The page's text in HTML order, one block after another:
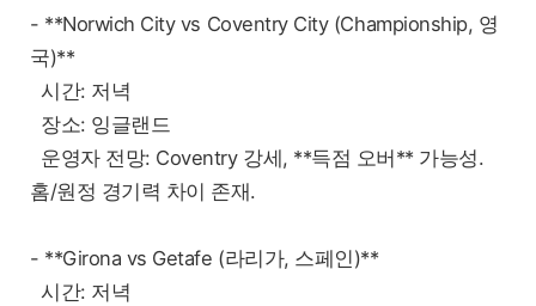
- **Norwich City vs Coventry City (Championship, 영
국)**
시간: 저녁
장소: 잉글랜드
운영자 전망: Coventry 강세, **득점 오버** 가능성.
홈/원정 경기력 차이 존재.
- **Girona vs Getafe (라리가, 스페인)**
시간: 저녁